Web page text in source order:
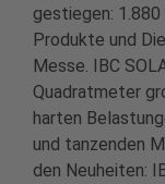
gestiegen:
Produkte und
Messe. IBC
Quadratmeter
harten
und tanzenden
den Neuheiten: